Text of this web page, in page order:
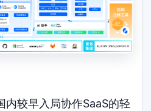
内较早入局协作SaaS的轻